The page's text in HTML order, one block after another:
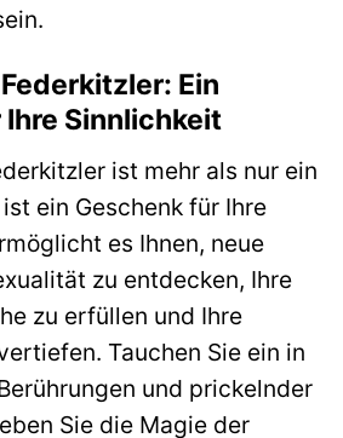
Ein
Sinnlichkeit
ist mehr als nur ein
ein Geschenk für Ihre
es Ihnen, neue
zu entdecken, Ihre
zu erfüllen und Ihre
Tauchen Sie ein in
und prickelnder
Sie die Magie der